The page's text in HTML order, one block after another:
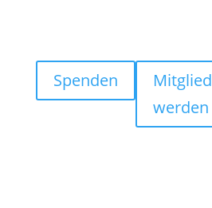
Spenden
Mitglied
werden